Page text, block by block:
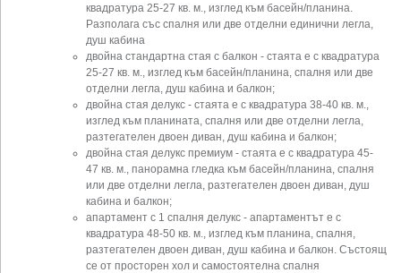
квадратура 25-27 кв. м., изглед към басейн/планина.
Разполага със спалня или две отделни единични легла,
душ кабина
двойна стандартна стая с балкон - стаята е с квадратура
25-27 кв. м., изглед към басейн/планина, спалня или две
отделни легла, душ кабина и балкон;
двойна стая делукс - стаята е с квадратура 38-40 кв. м.,
изглед към планината, спалня или две отделни легла,
разтегателен двоен диван, душ кабина и балкон;
двойна стая делукс премиум - стаята е с квадратура 45-
47 кв. м., панорамна гледка към басейн/планина, спалня
или две отделни легла, разтегателен двоен диван, душ
кабина и балкон;
апартамент с 1 спалня делукс - апартаментът е с
квадратура 48-50 кв. м., изглед към планина, спалня,
разтегателен двоен диван, душ кабина и балкон. Състоящ
се от просторен хол и самостоятелна спалня